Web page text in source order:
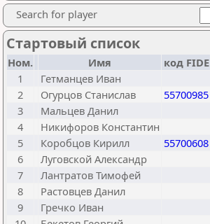
Search for player
Стартовый список
Ном. Имя код FIDE
1
Гетманцев Иван
2
Огурцов Станислав 55700985
3
Мальцев Данил
4
Никифоров Константин
5
Коробцов Кирилл 55700608
6
Луговской Александр
7
Лантратов Тимофей
8
Растовцев Данил
9
Гречко Иван